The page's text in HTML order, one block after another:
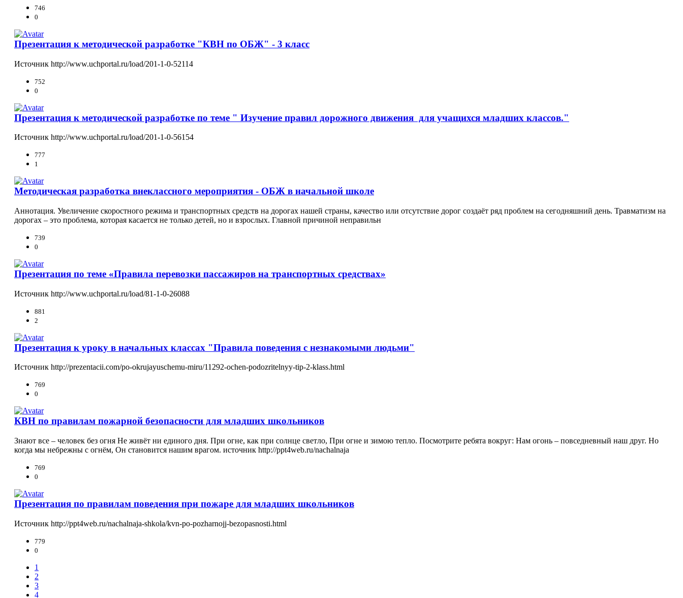
746
0
Презентация к методической разработке "КВН по ОБЖ" - 3 класс
Источник http://www.uchportal.ru/load/201-1-0-52114
752
0
Презентация к методической разработке по теме " Изучение правил дорожного движения для учащихся младших классов."
Источник http://www.uchportal.ru/load/201-1-0-56154
777
1
Методическая разработка внеклассного мероприятия - ОБЖ в начальной школе
Аннотация. Увеличение скоростного режима и транспортных средств на дорогах нашей страны, качество или отсутствие дорог создаёт ряд проблем на сегодняшний день. Травматизм на
дорогах – это проблема, которая касается не только детей, но и взрослых. Главной причиной неправильн
739
0
Презентация по теме «Правила перевозки пассажиров на транспортных средствах»
Источник http://www.uchportal.ru/load/81-1-0-26088
881
2
Презентация к уроку в начальных классах "Правила поведения с незнакомыми людьми"
Источник http://prezentacii.com/po-okrujayuschemu-miru/11292-ochen-podozritelnyy-tip-2-klass.html
769
0
КВН по правилам пожарной безопасности для младших школьников
Знают все – человек без огня Не живёт ни единого дня. При огне, как при солнце светло, При огне и зимою тепло. Посмотрите ребята вокруг: Нам огонь – повседневный наш друг. Но
когда мы небрежны с огнём, Он становится нашим врагом. источник http://ppt4web.ru/nachalnaja
769
0
Презентация по правилам поведения при пожаре для младших школьников
Источник http://ppt4web.ru/nachalnaja-shkola/kvn-po-pozharnojj-bezopasnosti.html
779
0
1
2
3
4